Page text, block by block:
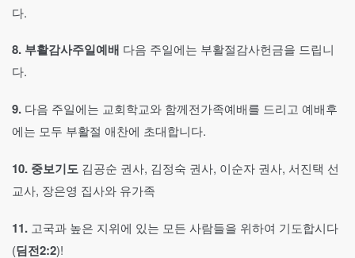
다.
8. 부활감사주일예배 다음 주일에는 부활절감사헌금을 드립니
다.
9. 다음 주일에는 교회학교와 함께전가족예배를 드리고 예배후
에는 모두 부활절 애찬에 초대합니다.
10. 중보기도 김공순 권사, 김정숙 권사, 이순자 권사, 서진택 선
교사, 장은영 집사와 유가족
11. 고국과 높은 지위에 있는 모든 사람들을 위하여 기도합시다
(딤전2:2)!